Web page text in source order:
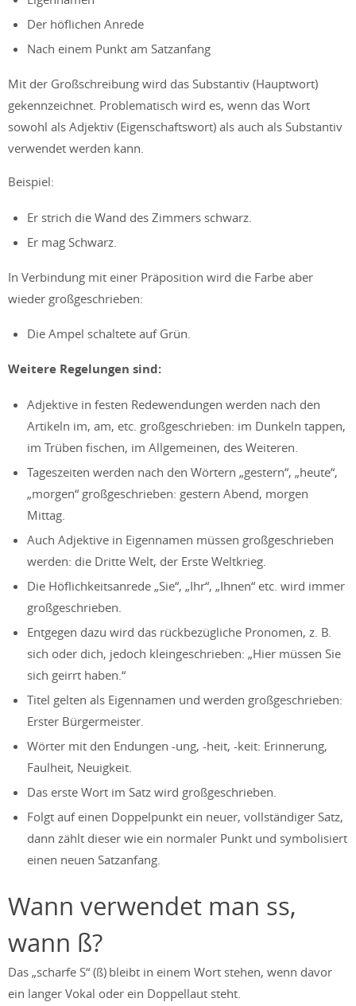
Der höflichen Anrede
Nach einem Punkt am Satzanfang
Mit der Großschreibung wird das Substantiv (Hauptwort)
gekennzeichnet. Problematisch wird es, wenn das Wort
sowohl als Adjektiv (Eigenschaftswort) als auch als Substantiv
verwendet werden kann.
Beispiel:
Er strich die Wand des Zimmers schwarz.
Er mag Schwarz.
In Verbindung mit einer Präposition wird die Farbe aber
wieder großgeschrieben:
Die Ampel schaltete auf Grün.
Weitere Regelungen sind:
Adjektive in festen Redewendungen werden nach den
Artikeln im, am, etc. großgeschrieben: im Dunkeln tappen,
im Trüben fischen, im Allgemeinen, des Weiteren.
Tageszeiten werden nach den Wörtern „gestern“, „heute“,
„morgen“ großgeschrieben: gestern Abend, morgen
Mittag.
Auch Adjektive in Eigennamen müssen großgeschrieben
werden: die Dritte Welt, der Erste Weltkrieg.
Die Höflichkeitsanrede „Sie“, „Ihr“, „Ihnen“ etc. wird immer
großgeschrieben.
Entgegen dazu wird das rückbezügliche Pronomen, z. B.
sich oder dich, jedoch kleingeschrieben: „Hier müssen Sie
sich geirrt haben.“
Titel gelten als Eigennamen und werden großgeschrieben:
Erster Bürgermeister.
Wörter mit den Endungen -ung, -heit, -keit: Erinnerung,
Faulheit, Neuigkeit.
Das erste Wort im Satz wird großgeschrieben.
Folgt auf einen Doppelpunkt ein neuer, vollständiger Satz,
dann zählt dieser wie ein normaler Punkt und symbolisiert
einen neuen Satzanfang.
Wann verwendet man ss,
wann ß?
Das „scharfe S“ (ß) bleibt in einem Wort stehen, wenn davor
ein langer Vokal oder ein Doppellaut steht.